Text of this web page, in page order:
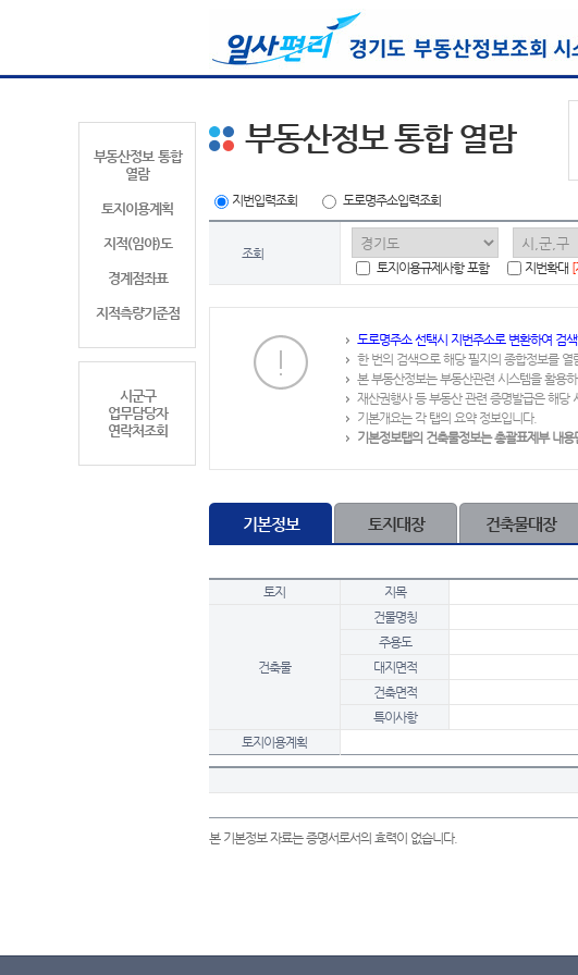
부동산정보 통합
열람
토지이용계획
지적(임야)도
경계점좌표
지적측량기준점
시군구
업무담당자
연락처조회
부동산정보 통합 열람
지번입력조회 도로명주소입력조회
조회
토지이용규제사항 포함
지번확대 [
도로명주소 선택시 지번주소로 변환하여 검
한 번의 검색으로 해당 필지의 종합정보를 열
본 부동산정보는 부동산관련 시스템을 활용
재산권행사 등 부동산 관련 증명발급은 해당
기본개요는 각 탭의 요약 정보입니다.
기본정보탭의 건축물정보는 총괄표제부 내
기본정보 토지대장 건축물대장
토지 지목
건축물
건물명칭
주용도
대지면적
건축면적
특이사항
토지이용계획
본 기본정보 자료는 증명서로서의 효력이 없습니다.